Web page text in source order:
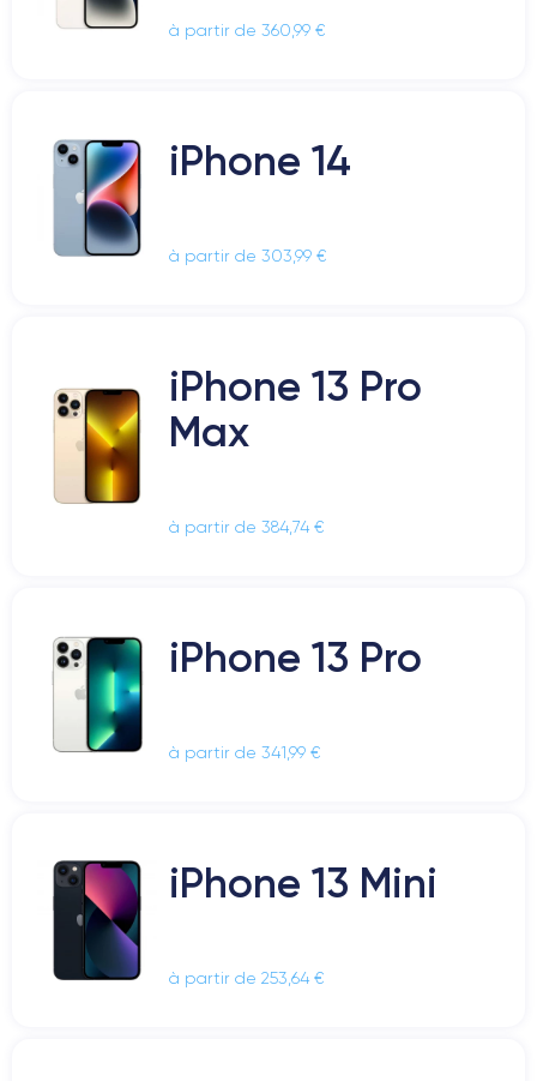
à partir de 360,99 €
iPhone 14
à partir de 303,99 €
iPhone 13 Pro
Max
à partir de 384,74 €
iPhone 13 Pro
à partir de 341,99 €
iPhone 13 Mini
à partir de 253,64 €